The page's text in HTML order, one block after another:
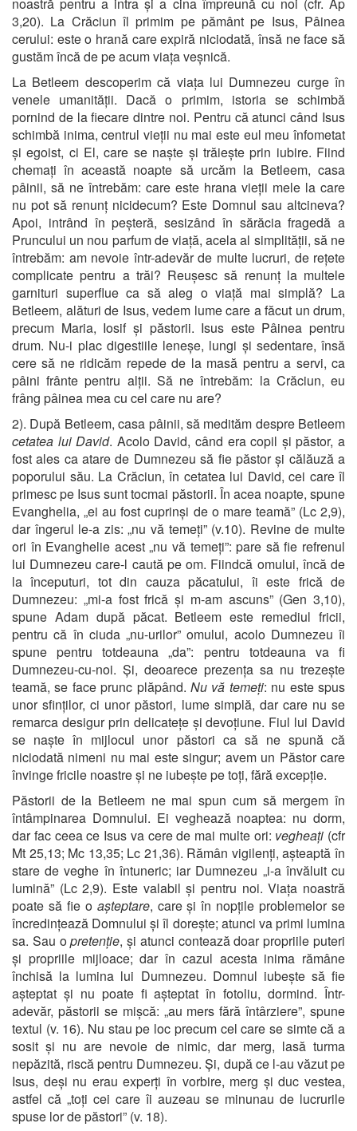
3,20). La Crăciun îl primim pe pământ pe Isus, Pâinea
cerului: este o hrană care expiră niciodată, însă ne face să
gustăm încă de pe acum viața veșnică.
La Betleem descoperim că viața lui Dumnezeu curge în
venele umanității. Dacă o primim, istoria se schimbă
pornind de la fiecare dintre noi. Pentru că atunci când Isus
schimbă inima, centrul vieții nu mai este eul meu înfometat
și egoist, ci El, care se naște și trăiește prin iubire. Fiind
chemați în această noapte să urcăm la Betleem, casa
pâinii, să ne întrebăm: care este hrana vieții mele la care
nu pot să renunț nicidecum? Este Domnul sau altcineva?
Apoi, intrând în peșteră, sesizând în sărăcia fragedă a
Pruncului un nou parfum de viață, acela al simplității, să ne
întrebăm: am nevoie într-adevăr de multe lucruri, de rețete
complicate pentru a trăi? Reușesc să renunț la multele
garnituri superflue ca să aleg o viață mai simplă? La
Betleem, alături de Isus, vedem lume care a făcut un drum,
precum Maria, Iosif și păstorii. Isus este Pâinea pentru
drum. Nu-i plac digestiile leneșe, lungi și sedentare, însă
cere să ne ridicăm repede de la masă pentru a servi, ca
pâini frânte pentru alții. Să ne întrebăm: la Crăciun, eu
frâng pâinea mea cu cel care nu are?
2). După Betleem, casa pâinii, să medităm despre Betleem
cetatea lui David. Acolo David, când era copil și păstor, a
fost ales ca atare de Dumnezeu să fie păstor și călăuză a
poporului său. La Crăciun, în cetatea lui David, cei care îl
primesc pe Isus sunt tocmai păstorii. În acea noapte, spune
Evanghelia, „ei au fost cuprinși de o mare teamă” (Lc 2,9),
dar îngerul le-a zis: „nu vă temeți” (v.10). Revine de multe
ori în Evanghelie acest „nu vă temeți”: pare să fie refrenul
lui Dumnezeu care-l caută pe om. Fiindcă omului, încă de
la începuturi, tot din cauza păcatului, îi este frică de
Dumnezeu: „mi-a fost frică și m-am ascuns” (Gen 3,10),
spune Adam după păcat. Betleem este remediul fricii,
pentru că în ciuda „nu-urilor” omului, acolo Dumnezeu îi
spune pentru totdeauna „da”: pentru totdeauna va fi
Dumnezeu-cu-noi. Și, deoarece prezența sa nu trezește
teamă, se face prunc plăpând. Nu vă temeți: nu este spus
unor sfinților, ci unor păstori, lume simplă, dar care nu se
remarca desigur prin delicatețe și devoțiune. Fiul lui David
se naște în mijlocul unor păstori ca să ne spună că
niciodată nimeni nu mai este singur; avem un Păstor care
învinge fricile noastre și ne iubește pe toți, fără excepție.
Păstorii de la Betleem ne mai spun cum să mergem în
întâmpinarea Domnului. Ei veghează noaptea: nu dorm,
dar fac ceea ce Isus va cere de mai multe ori: vegheați (cfr
Mt 25,13; Mc 13,35; Lc 21,36). Rămân vigilenți, așteaptă în
stare de veghe în întuneric; iar Dumnezeu „i-a învăluit cu
lumină” (Lc 2,9). Este valabil și pentru noi. Viața noastră
poate să fie o așteptare, care și în nopțile problemelor se
încredințează Domnului și îl dorește; atunci va primi lumina
sa. Sau opretenție, și atunci contează doar propriile puteri
și propriile mijloace; dar în cazul acesta inima rămâne
închisă la lumina lui Dumnezeu. Domnul iubește să fie
așteptat și nu poate fi așteptat în fotoliu, dormind. Într-
adevăr, păstorii se mișcă: „au mers fără întârziere”, spune
textul (v. 16). Nu stau pe loc precum cel care se simte că a
sosit și nu are nevoie de nimic, dar merg, lasă turma
nepăzită, riscă pentru Dumnezeu. Și, după ce l-au văzut pe
Isus, deși nu erau experți în vorbire, merg și duc vestea,
astfel că „toți cei care îi auzeau se minunau de lucrurile
spuse lor de păstori” (v. 18).